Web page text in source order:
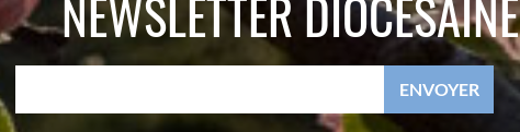
NEWSLETTER DIOCÉSAINE